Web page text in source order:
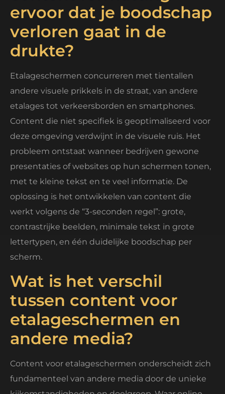
ervoor dat je boodschap
verloren gaat in de
drukte?
Etalageschermen concurreren met tientallen
andere visuele prikkels in de straat, van andere
etalages tot verkeersborden en smartphones.
Content die niet specifiek is geoptimaliseerd voor
deze omgeving verdwijnt in de visuele ruis. Het
probleem ontstaat wanneer bedrijven gewone
presentaties of websites op hun schermen tonen,
met te kleine tekst en te veel informatie. De
oplossing is het ontwikkelen van content die
werkt volgens de “3-seconden regel”: grote,
contrastrijke beelden, minimale tekst in grote
lettertypen, en één duidelijke boodschap per
scherm.
Wat is het verschil
tussen content voor
etalageschermen en
andere media?
Content voor etalageschermen onderscheidt zich
fundamenteel van andere media door de unieke